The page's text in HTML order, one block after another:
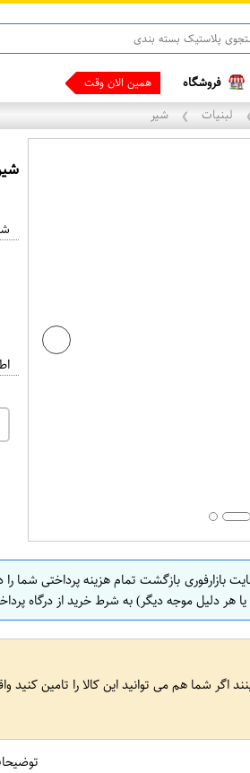
فروشگاه همین الان وقتشه ، پی
لبنیات ❯ شیر
شیر
بازارفوری بازگشت تمام هزینه پرداختی
هر دلیل موجه دیگر) به شرط خرید از درگاه
اگر شما هم می توانید این کالا را تامین کنید